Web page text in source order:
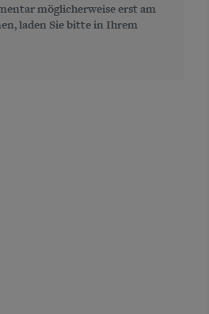
möglicherweise erst am
laden Sie bitte in Ihrem